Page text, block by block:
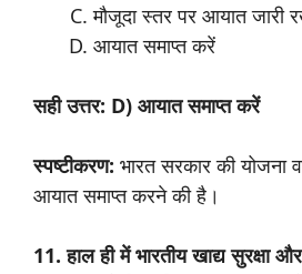
मौजूदा स्तर पर आयात जारी
आयात समाप्त करें
सही उत्तर: D) आयात समाप्त करें
स्पष्टीकरण: भारत सरकार की योजना
आयात समाप्त करने की है।
11. हाल ही में भारतीय खाद्य सुरक्षा